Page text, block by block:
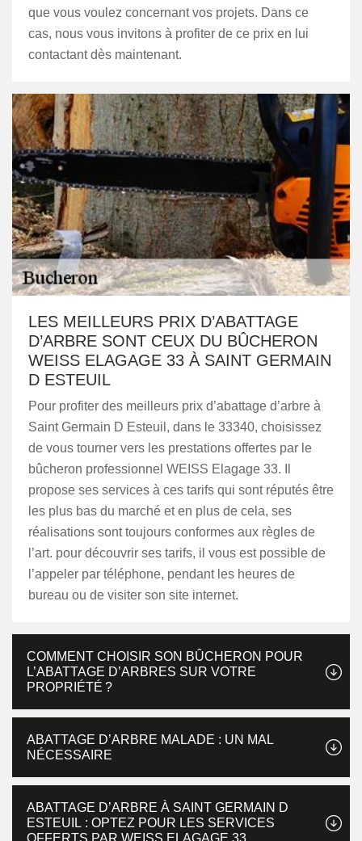
que vous voulez concernant vos projets. Dans ce
cas, nous vous invitons à profiter de ce prix en lui
contactant dès maintenant.
LES MEILLEURS PRIX D’ABATTAGE
D’ARBRE SONT CEUX DU BÛCHERON
WEISS ELAGAGE 33 À SAINT GERMAIN
D ESTEUIL
Pour profiter des meilleurs prix d’abattage d’arbre à
Saint Germain D Esteuil, dans le 33340, choisissez
de vous tourner vers les prestations offertes par le
bûcheron professionnel WEISS Elagage 33. Il
propose ses services à ces tarifs qui sont réputés être
les plus bas du marché et en plus de cela, ses
réalisations sont toujours conformes aux règles de
l’art. pour découvrir ses tarifs, il vous est possible de
l’appeler par téléphone, pendant les heures de
bureau ou de visiter son site internet.
COMMENT CHOISIR SON BÛCHERON POUR
L’ABATTAGE D’ARBRES SUR VOTRE
PROPRIÉTÉ ?
ABATTAGE D’ARBRE MALADE : UN MAL
NÉCESSAIRE
ABATTAGE D’ARBRE À SAINT GERMAIN D
ESTEUIL : OPTEZ POUR LES SERVICES
OFFERTS PAR WEISS ELAGAGE 33